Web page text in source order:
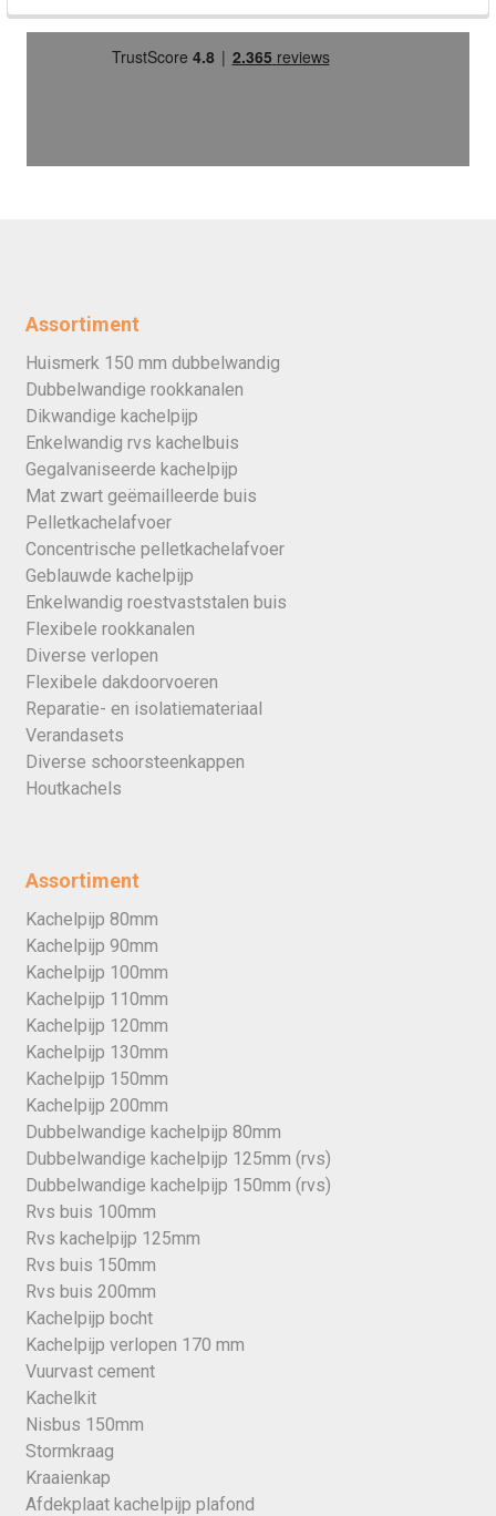
Assortiment
Huismerk 150 mm dubbelwandig
Dubbelwandige rookkanalen
Dikwandige kachelpijp
Enkelwandig rvs kachelbuis
Gegalvaniseerde kachelpijp
Mat zwart geëmailleerde buis
Pelletkachelafvoer
Concentrische pelletkachelafvoer
Geblauwde kachelpijp
Enkelwandig roestvaststalen buis
Flexibele rookkanalen
Diverse verlopen
Flexibele dakdoorvoeren
Reparatie- en isolatiemateriaal
Verandasets
Diverse schoorsteenkappen
Houtkachels
Assortiment
Kachelpijp 80mm
Kachelpijp 90mm
Kachelpijp 100mm
Kachelpijp 110mm
Kachelpijp 120mm
Kachelpijp 130mm
Kachelpijp 150mm
Kachelpijp 200mm
Dubbelwandige kachelpijp 80mm
Dubbelwandige kachelpijp 125mm (rvs)
Dubbelwandige kachelpijp 150mm (rvs)
Rvs buis 100mm
Rvs kachelpijp 125mm
Rvs buis 150mm
Rvs buis 200mm
Kachelpijp bocht
Kachelpijp verlopen 170 mm
Vuurvast cement
Kachelkit
Nisbus 150mm
Stormkraag
Kraaienkap
Afdekplaat kachelpijp plafond